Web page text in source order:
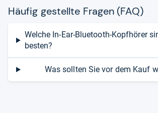
Häu­fig gestellte Fra­gen (FAQ)
Welche In-Ear-Bluetooth-Kopfhörer
besten?
Was sollten Sie vor dem Kauf